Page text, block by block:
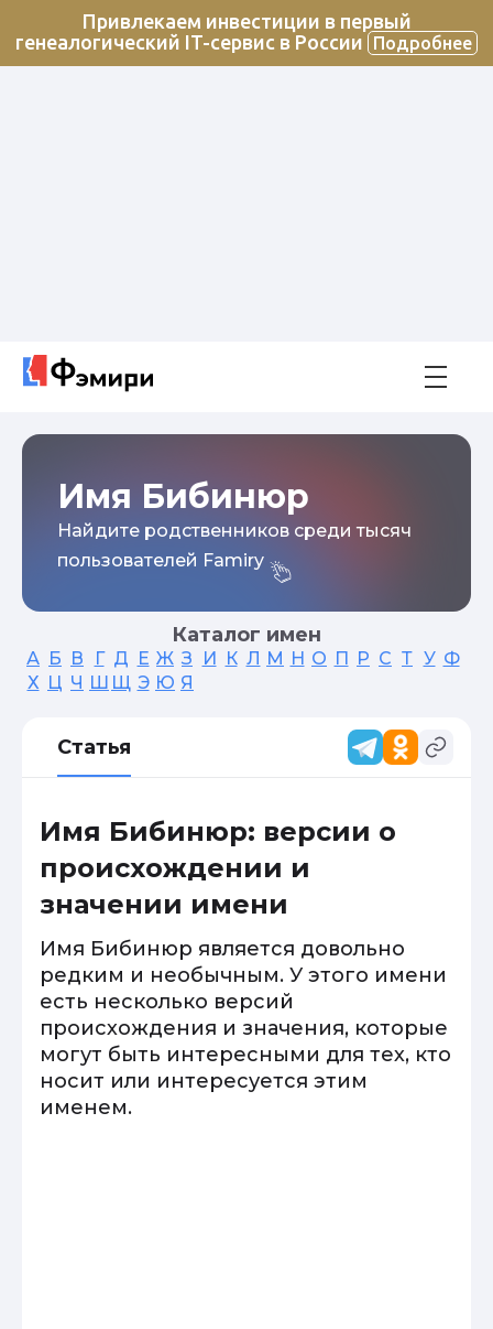
Привлекаем инвестиции в первый
генеалогический IT-сервис в России
Подробнее
Имя Бибинюр
Найдите родственников среди тысяч
пользователей Famiry
Каталог имен
А Б В Г Д Е Ж З И К Л М Н О П Р С Т У Ф
Х Ц Ч Ш Щ Э Ю Я
Статья
Имя Бибинюр: версии о
происхождении и
значении имени
Имя Бибинюр является довольно
редким и необычным. У этого имени
есть несколько версий
происхождения и значения, которые
могут быть интересными для тех, кто
носит или интересуется этим
именем.